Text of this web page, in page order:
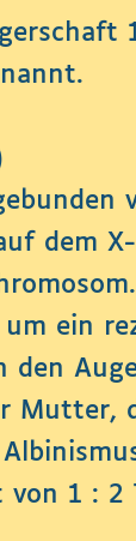
dem
ein
den
1 :